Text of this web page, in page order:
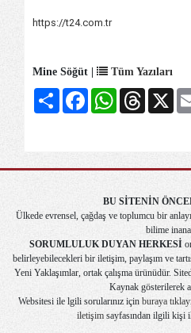
https://t24.com.tr
Mine Söğüt | Tüm Yazıları
Share FacebookWhatsAppThreads
X
BU SİTENİN
Ülkede evrensel, çağdaş ve toplumcu bir
bilime
SORUMLULUK DUYAN HERKESİ
belirleyebilecekleri bir iletişim, paylaşım ve
Yeni Yaklaşımlar, ortak çalışma ürünüdür.
Kaynak gösterilerek
Websitesi ile lgili sorularınız için buraya
iletişim sayfasından ilgili kişi